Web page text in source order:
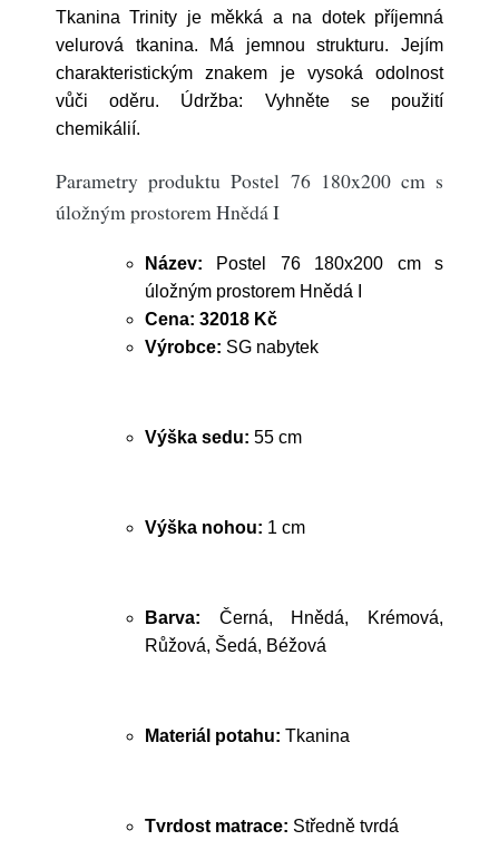
Tkanina Trinity je měkká a na dotek příjemná
velurová tkanina. Má jemnou strukturu. Jejím
charakteristickým znakem je vysoká odolnost
vůči oděru. Údržba: Vyhněte se použití
chemikálií.
Parametry produktu Postel 76 180x200 cm s
úložným prostorem Hnědá I
Název: Postel 76 180x200 cm s
úložným prostorem Hnědá I
Cena: 32018 Kč
Výrobce: SG nabytek
Výška sedu: 55 cm
Výška nohou: 1 cm
Barva: Černá, Hnědá, Krémová,
Růžová, Šedá, Béžová
Materiál potahu: Tkanina
Tvrdost matrace: Středně tvrdá